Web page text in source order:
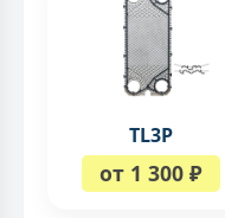
TL3P
от 1 300 ₽